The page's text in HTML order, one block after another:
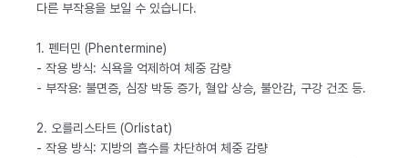
다른 부작용을 보일 수 있습니다.
1. 펜터민 (Phentermine)
- 작용 방식: 식욕을 억제하여 체중 감량
- 부작용: 불면증, 심장 박동 증가, 혈압 상승, 불안감, 구강 건조 등.
2. 오를리스타트 (Orlistat)
- 작용 방식: 지방의 흡수를 차단하여 체중 감량